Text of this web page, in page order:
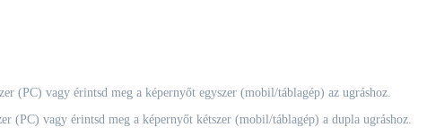
(PC) vagy érintsd meg a képernyőt egyszer (mobil/táblagép) az ugráshoz.
(PC) vagy érintsd meg a képernyőt kétszer (mobil/táblagép) a dupla ugráshoz.